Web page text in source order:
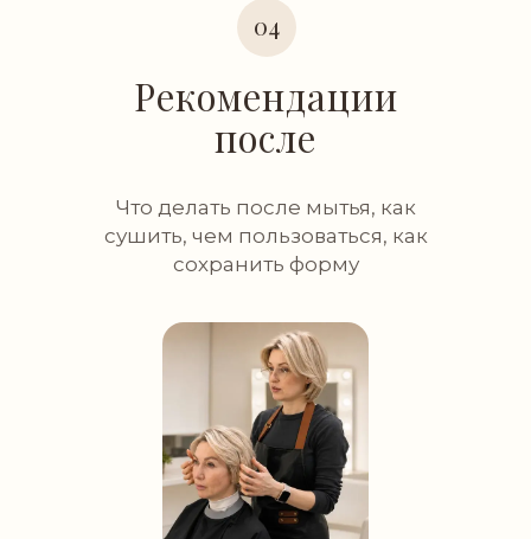
04
Рекомендации
после
Что делать после мытья, как
сушить, чем пользоваться, как
сохранить форму